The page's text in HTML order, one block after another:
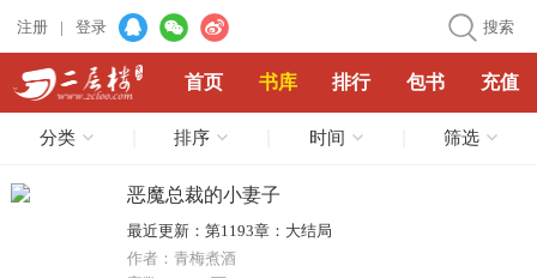
注册 | 登录 搜索
首页 书库 排行 包书 充值
分类 排序 时间 筛选
恶魔总裁的小妻子
最近更新： 第1193章：大结局
作者： 青梅煮酒